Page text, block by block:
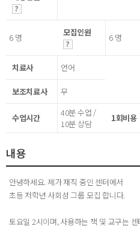
6 명 모집인원 6 명
치료사 언어
보조치료사 무
수업시간
40분 수업 /
10분 상담
1회비용
내용
안녕하세요. 제가 재직 중인 센터에서
초등 저학년 사회성 그룹 모집 합니다.
토요일 2시이며, 사용하는 책 및 교구는